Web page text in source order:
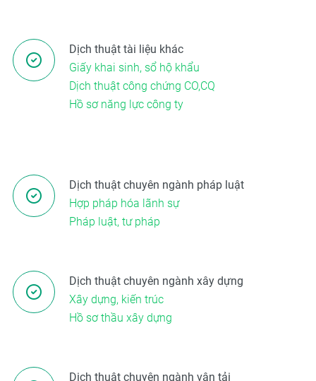
Dịch thuật tài liệu khác
Giấy khai sinh, sổ hộ khẩu
Dịch thuật công chứng CO,CQ
Hồ sơ năng lực công ty
Dịch thuật chuyên ngành pháp luật
Hợp pháp hóa lãnh sự
Pháp luật, tư pháp
Dịch thuật chuyên ngành xây dựng
Xây dựng, kiến trúc
Hồ sơ thầu xây dựng
Dịch thuật chuyên ngành vận tải